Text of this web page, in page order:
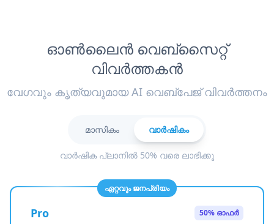
ഓൺലൈൻ വെബ്സൈറ്റ്
വിവർത്തകൻ
വേഗവും കൃത്യവുമായ AI വെബ്‌പേജ് വിവർത്തനം
മാസികം വാർഷികം
വാർഷിക പ്ലാനിൽ 50% വരെ ലാഭിക്കൂ
ഏറ്റവും ജനപ്രിയം
Pro 50% ഓഫർ